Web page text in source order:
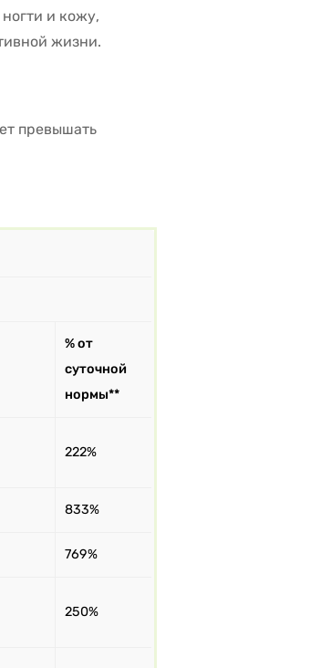
и кожу,
жизни.
превышать
% от
суточной
нормы**
222%
833%
769%
250%